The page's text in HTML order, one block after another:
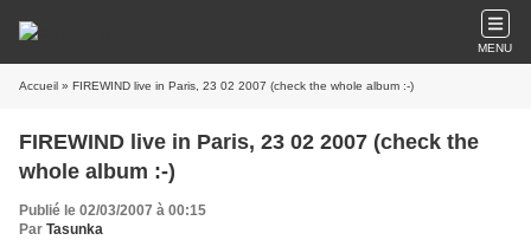
MENU
Accueil » FIREWIND live in Paris, 23 02 2007 (check the whole album :-)
FIREWIND live in Paris, 23 02 2007 (check the
whole album :-)
Publié le 02/03/2007 à 00:15
Par Tasunka